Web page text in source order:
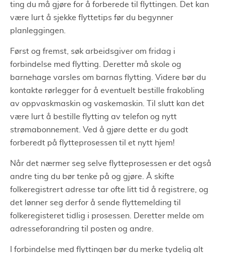
ting du må gjøre for å forberede til flyttingen. Det kan
være lurt å sjekke flyttetips før du begynner
planleggingen.
Først og fremst, søk arbeidsgiver om fridag i
forbindelse med flytting. Deretter må skole og
barnehage varsles om barnas flytting. Videre bør du
kontakte rørlegger for å eventuelt bestille frakobling
av oppvaskmaskin og vaskemaskin. Til slutt kan det
være lurt å bestille flytting av telefon og nytt
strømabonnement. Ved å gjøre dette er du godt
forberedt på flytteprosessen til et nytt hjem!
Når det nærmer seg selve flytteprosessen er det også
andre ting du bør tenke på og gjøre. Å skifte
folkeregistrert adresse tar ofte litt tid å registrere, og
det lønner seg derfor å sende flyttemelding til
folkeregisteret tidlig i prosessen. Deretter melde om
adresseforandring til posten og andre.
I forbindelse med flyttingen bør du merke tydelig alt